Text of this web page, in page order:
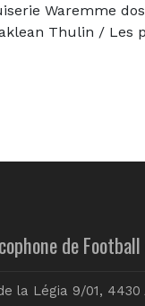
Waremme
Thulin / Les
de
la Légia 9/01, 4430